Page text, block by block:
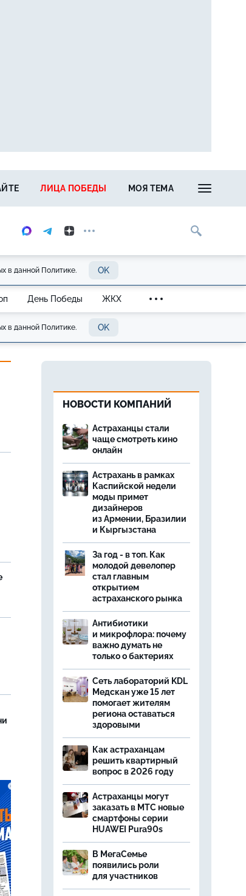
ЛИЦА ПОБЕДЫ МОЯ ТЕМА
в данной Политике. OK
День Победы ЖКХ
в данной Политике. OK
НОВОСТИ КОМПАНИЙ
Астраханцы стали
чаще смотреть кино
онлайн
Астрахань в рамках
Каспийской недели
моды примет
дизайнеров
из Армении, Бразилии
и Кыргызстана
За год - в топ. Как
молодой девелопер
стал главным
открытием
астраханского рынка
Антибиотики
и микрофлора: почему
важно думать не
только о бактериях
Сеть лабораторий KDL
Медскан уже 15 лет
помогает жителям
региона оставаться
здоровыми
Как астраханцам
решить квартирный
вопрос в 2026 году
Астраханцы могут
заказать в МТС новые
смартфоны серии
HUAWEI Pura90s
В МегаСемье
появились роли
для участников